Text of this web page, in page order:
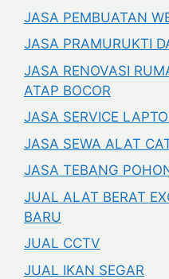
JASA PEMBUATAN
JASA PRAMURUKTI
JASA RENOVASI
ATAP BOCOR
JASA SERVICE
JASA SEWA ALAT
JASA TEBANG
JUAL ALAT BERAT
BARU
JUAL CCTV
JUAL IKAN SEGAR